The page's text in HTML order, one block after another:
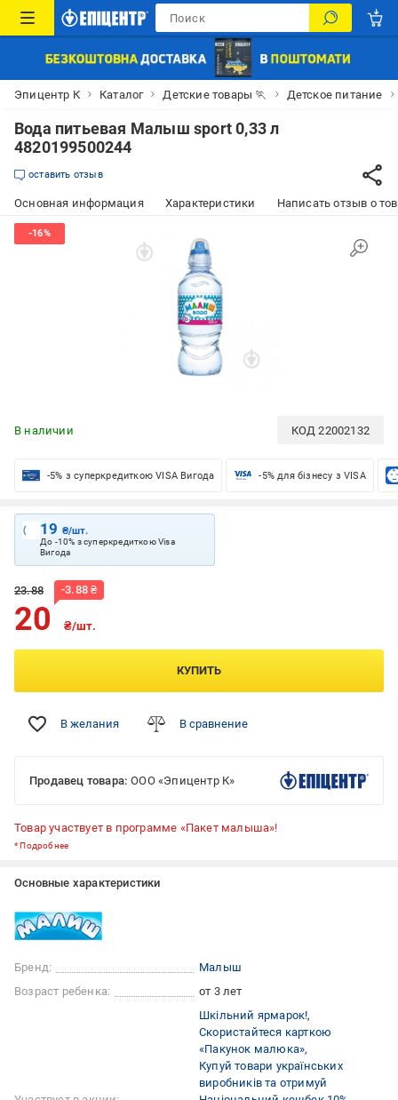
Эпицентр К Каталог Детские товары 🏃 Детское питание
Вода питьевая Малыш sport 0,33 л
4820199500244
оставить отзыв
Основная информация Характеристики Написать отзыв о
В наличии КОД22002132
-5% з суперкредиткою VISA Вигода -5% для бізнесу з VISA
19 ₴/шт.
До -10% з суперкредиткою Visa
Вигода
23.88 -3.88 ₴
20 ₴/шт.
КУПИТЬ
В желания В сравнение
Продавец товара: ООО «Эпицентр К»
Товар участвует в программе «Пакет малыша»!
*Подробнее
Основные характеристики
Бренд:
Малыш
Возраст ребенка:
от 3 лет
Шкільний ярмарок!
Скористайтеся карткою
«Пакунок малюка»
Купуй товари українських
виробників та отримуй